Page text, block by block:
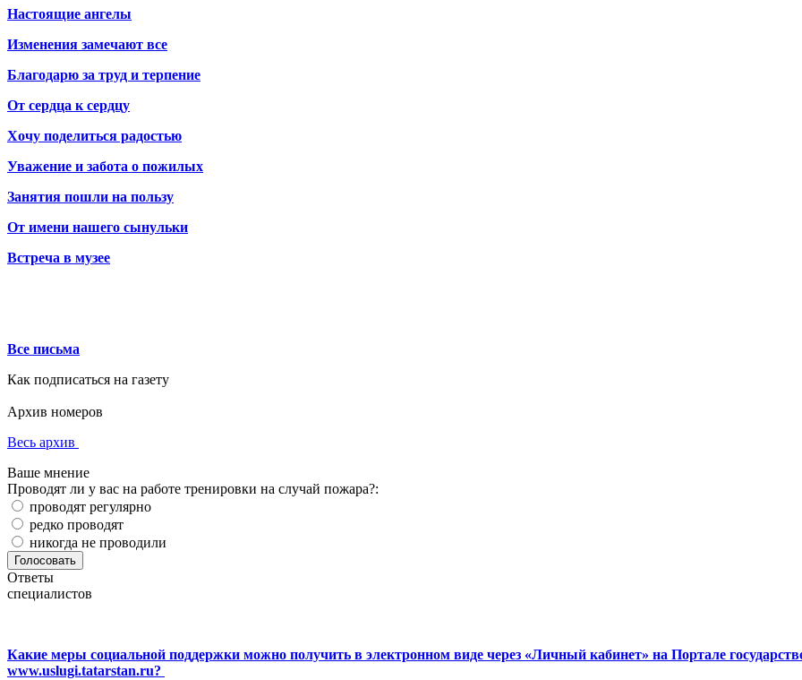
Настоящие ангелы
Изменения замечают все
Благодарю за труд и терпение
От сердца к сердцу
Хочу поделиться радостью
Уважение и забота о пожилых
Занятия пошли на пользу
От имени нашего сынульки
Встреча в музее
Все письма
Как подписаться на газету
Архив номеров
Весь архив
Ваше мнение
Проводят ли у вас на работе тренировки на случай пожара?:
проводят регулярно
редко проводят
никогда не проводили
Ответы
специалистов
Какие меры социальной поддержки можно получить в электронном виде через «Личный кабинет» на Портале
www.uslugi.tatarstan.ru?